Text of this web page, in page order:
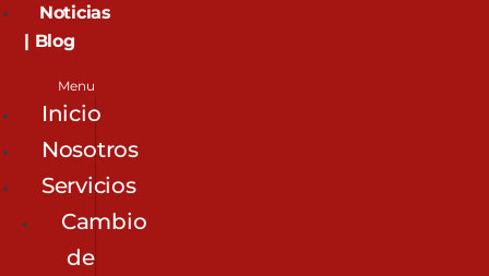
Noticias
| Blog
Menu
Inicio
Nosotros
Servicios
Cambio
de